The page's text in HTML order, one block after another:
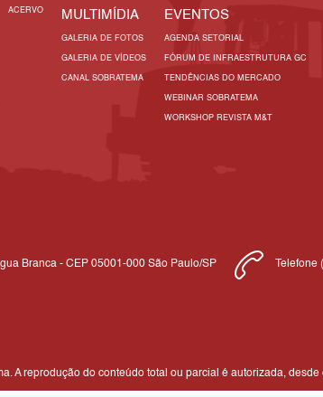
ACERVO MULTIMÍDIA
GALERIA DE FOTOS
GALERIA DE VÍDEOS
CANAL SOBRATEMA
EVENTOS
AGENDA SETORIAL
FÓRUM DE INFRAESTRUTURA GC
TENDÊNCIAS DO MERCADO
WEBINAR SOBRATEMA
WORKSHOP REVISTA M&T
Branca - CEP 05001-000 São Paulo/SP
A reprodução do conteúdo total ou parcial é autorizada, desde